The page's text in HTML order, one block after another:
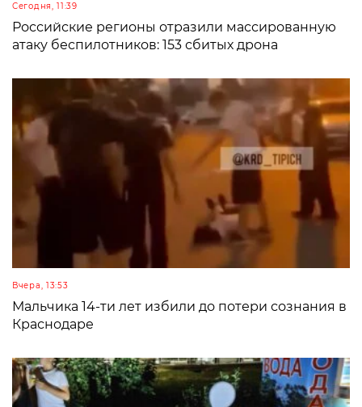
Сегодня, 11:39
Российские регионы отразили массированную
атаку беспилотников: 153 сбитых дрона
Вчера, 13:53
Мальчика 14-ти лет избили до потери сознания в
Краснодаре